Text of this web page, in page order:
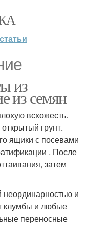
статьи
из
из семян
всхожесть.
грунт.
ящики с посевами
. После
затем
и
клумбы и любые
переносные